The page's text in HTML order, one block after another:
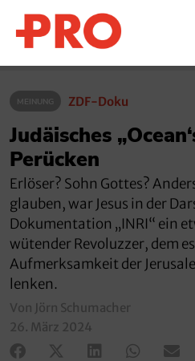
MEINUNG ZDF-Doku
Judäisches
Perücken
Erlöser? Sohn Gottes?
glauben, war Jesus in der
Dokumentation „INRI“ ein
wütender Revoluzzer, dem
Aufmerksamkeit der
lenken.
Von Jörn Schumacher
26. März 2024